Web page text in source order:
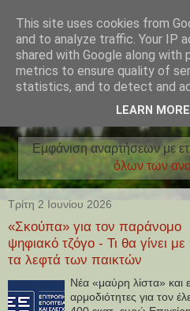
Εμφάνιση αναρτήσεων με
όλων των
Τρίτη 2 Ιουνίου 2026
«Σκούπα» για τον παράνομο
ψηφιακό τζόγο - Τι θα γίνει με
τα λεφτά των παικτών
Νέα «μαύρη λίστα» και
αρμοδιότητες για τον
This site uses cookies from
and to analyze traffic. Your IP
shared with Google along with
metrics to ensure quality of
statistics, and to detect and
LEARN MORE